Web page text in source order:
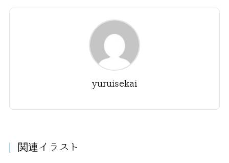
yuruisekai
関連イラスト